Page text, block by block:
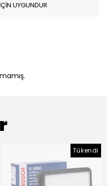
UYGUNDUR
Tükendi